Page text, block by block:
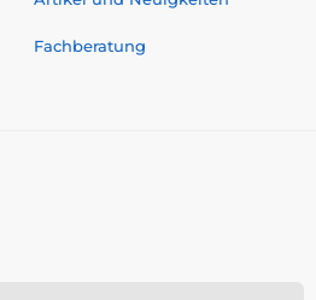
Fachberatung